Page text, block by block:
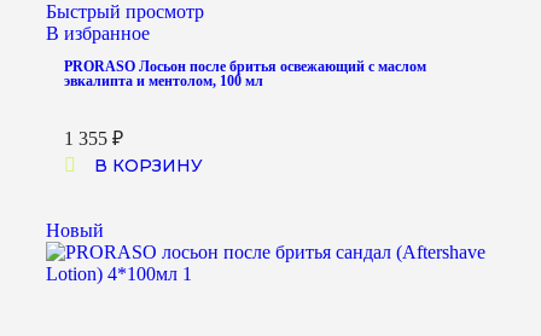
Быстрый просмотр
В избранное
PRORASO Лосьон после бритья освежающий с маслом
эвкалипта и ментолом, 100 мл
1 355 ₽
В КОРЗИНУ
Новый